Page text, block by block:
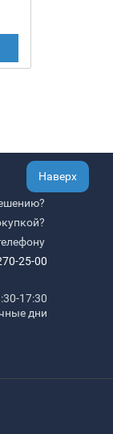
25-00
17:30
дни
Наверх